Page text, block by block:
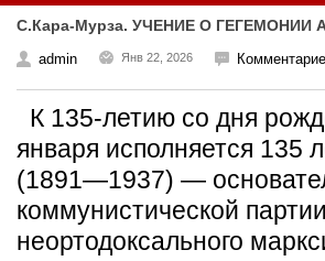
С.Кара-Мурза. УЧЕНИЕ О
admin Янв 22, 2026
К 135-летию со дня
января исполняется 135
(1891—1937) —
коммунистической
неортодоксального